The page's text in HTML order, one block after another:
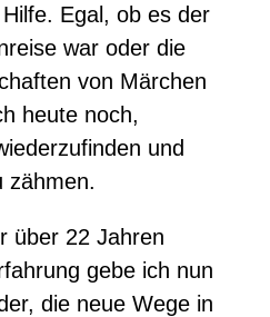
Egal, ob es der
war oder die
von Märchen
heute noch,
und
zähmen.
über 22 Jahren
gebe ich nun
die neue Wege in